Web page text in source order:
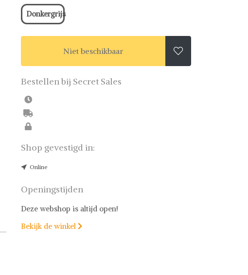
Donkergrijs
Niet beschikbaar 
Bestellen bij Secret Sales
Shop gevestigd in:
Online
Openingstijden
Deze webshop is altijd open!
Bekijk de winkel 